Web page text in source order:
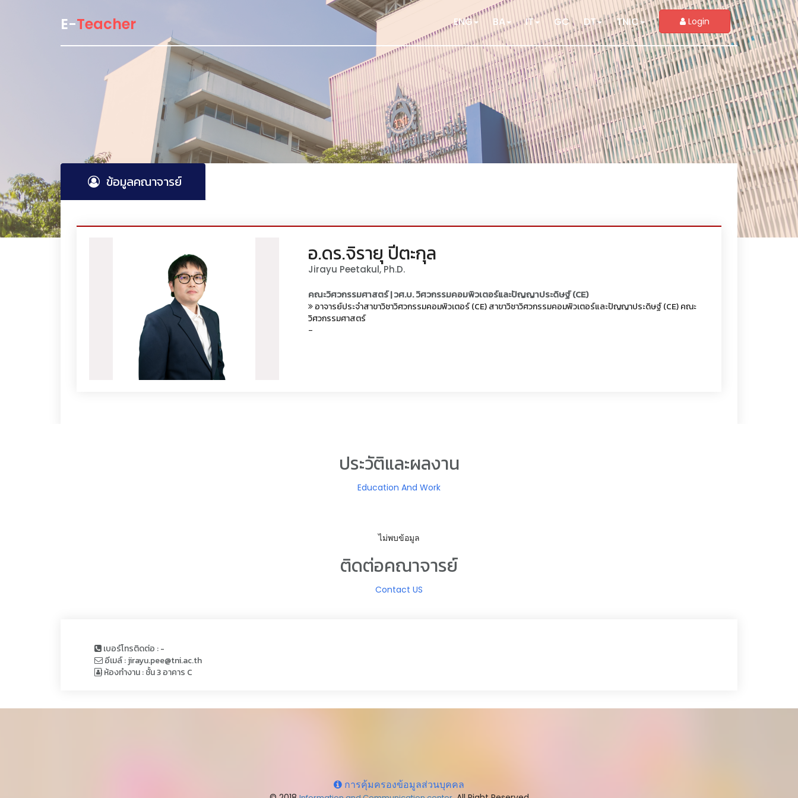
E-Teacher ENG BA IT GC DT TNIC Login
ข้อมูลคณาจารย์
อ.ดร.จิรายุ ปีตะกุล
Jirayu Peetakul, Ph.D.
คณะวิศวกรรมศาสตร์ | วศ.บ. วิศวกรรมคอมพิวเตอร์และปัญญาประดิษฐ์ (CE)
อาจารย์ประจำสาขาวิชาวิศวกรรมคอมพิวเตอร์ (CE)สาขาวิชาวิศวกรรมคอมพิวเตอร์และปัญญาประดิษฐ์ (CE)คณะ
วิศวกรรมศาสตร์
-
ประวัติและผลงาน
Education And Work
ไม่พบข้อมูล
ติดต่อคณาจารย์
Contact US
เบอร์โทรติดต่อ : -
อีเมล์ : jirayu.pee@tni.ac.th
ห้องทำงาน : ชั้น 3 อาคาร C
การคุ้มครองข้อมูลส่วนบุคคล